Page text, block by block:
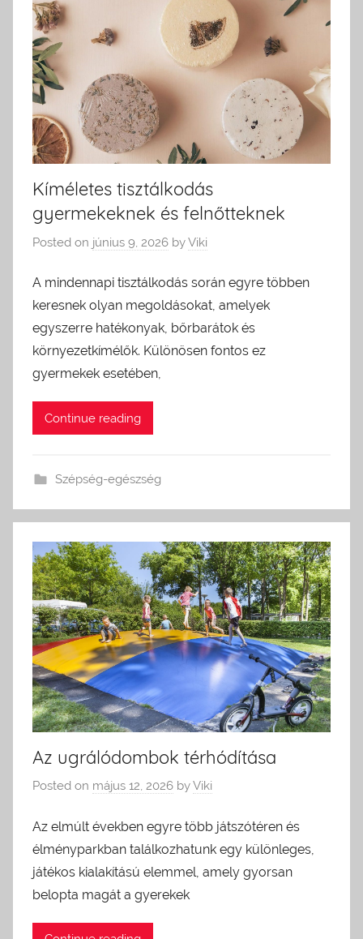
Kíméletes tisztálkodás
gyermekeknek és felnőtteknek
Posted on június 9, 2026 byViki
A mindennapi tisztálkodás során egyre többen
keresnek olyan megoldásokat, amelyek
egyszerre hatékonyak, bőrbarátok és
környezetkímélők. Különösen fontos ez
gyermekek esetében,
Continue reading
Szépség-egészség
Az ugrálódombok térhódítása
Posted on május 12, 2026 byViki
Az elmúlt években egyre több játszótéren és
élményparkban találkozhatunk egy különleges,
játékos kialakítású elemmel, amely gyorsan
belopta magát a gyerekek